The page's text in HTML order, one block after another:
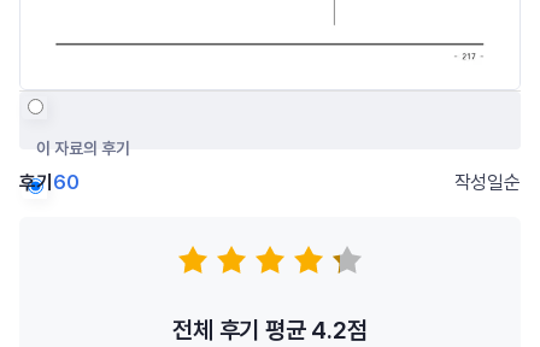
이 자료의 후기
후기 60 작성일순
전체 후기 평균 4.2점